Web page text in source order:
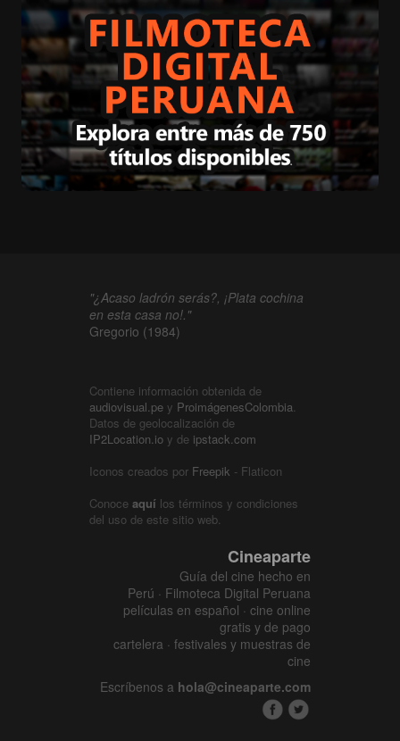
"¿Acaso ladrón serás?, ¡Plata cochina
en esta casa no!."
Gregorio (1984)
Contiene información obtenida de
audiovisual.pe y ProimágenesColombia
Datos de geolocalización de
IP2Location.io y de ipstack.com
Iconos creados por Freepik - Flaticon
Conoce aquí los términos y condiciones
del uso de este sitio web.
Cineaparte
Guía del cine hecho en
Perú · Filmoteca Digital Peruana
películas en español · cine online
gratis y de pago
cartelera · festivales y muestras de
cine
Escríbenos a hola@cineaparte.com